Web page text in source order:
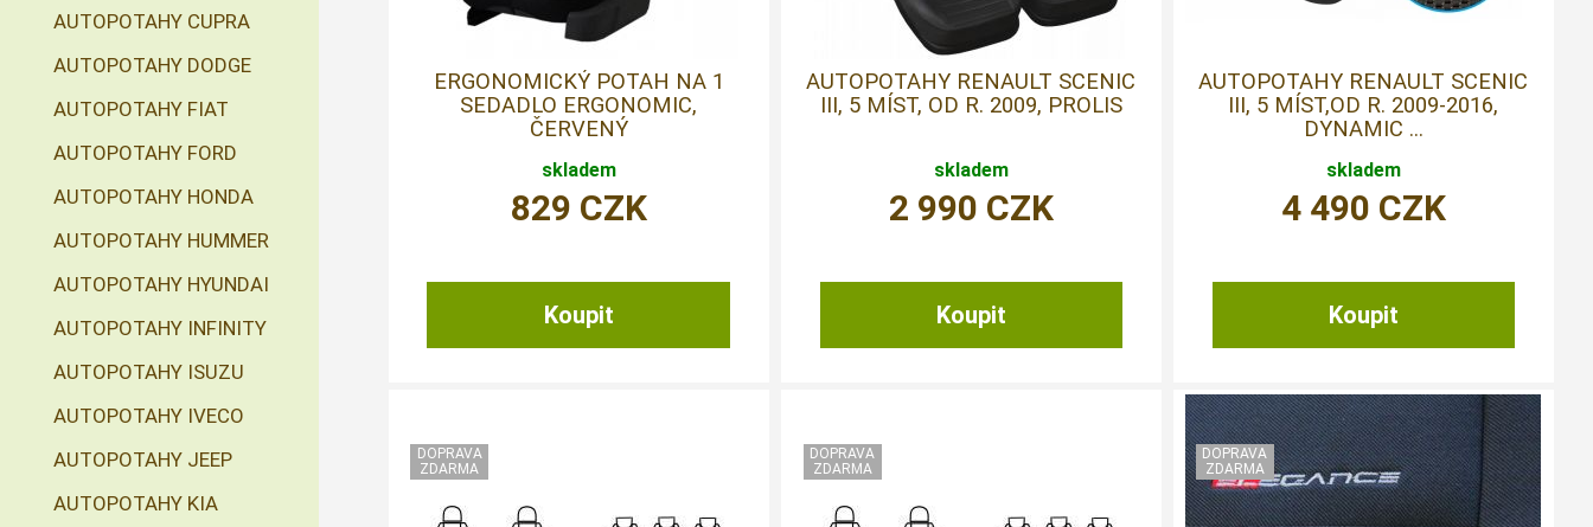
ERGONOMICKÝ POTAH NA 1
SEDADLO ERGONOMIC,
ČERVENÝ
skladem
829 CZK
AUTOPOTAHY RENAULT SCENIC
III, 5 MÍST, OD R. 2009, PROLIS
skladem
2 990 CZK
AUTOPOTAHY RENAULT SCENIC
III, 5 MÍST,OD R. 2009-2016,
DYNAMIC ...
skladem
4 490 CZK
AUTOPOTAHY CUPRA
AUTOPOTAHY DODGE
AUTOPOTAHY FIAT
AUTOPOTAHY FORD
AUTOPOTAHY HONDA
AUTOPOTAHY HUMMER
AUTOPOTAHY HYUNDAI
AUTOPOTAHY INFINITY
AUTOPOTAHY ISUZU
AUTOPOTAHY IVECO
AUTOPOTAHY JEEP
AUTOPOTAHY KIA